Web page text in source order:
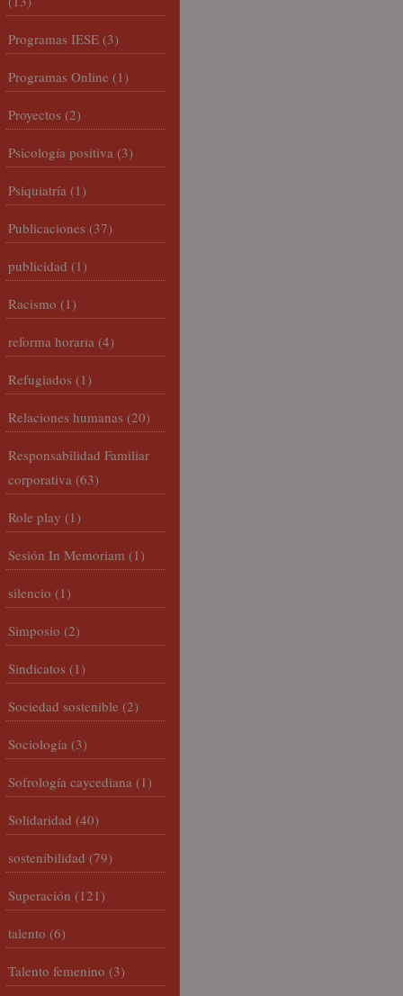
Programas IESE (3)
Programas Online (1)
Proyectos (2)
Psicología positiva (3)
Psiquiatría (1)
Publicaciones (37)
publicidad (1)
Racismo (1)
reforma horaria (4)
Refugiados (1)
Relaciones humanas (20)
Responsabilidad Familiar
corporativa (63)
Role play (1)
Sesión In Memoriam (1)
silencio (1)
Simposio (2)
Sindicatos (1)
Sociedad sostenible (2)
Sociología (3)
Sofrología caycediana (1)
Solidaridad (40)
sostenibilidad (79)
Superación (121)
talento (6)
Talento femenino (3)